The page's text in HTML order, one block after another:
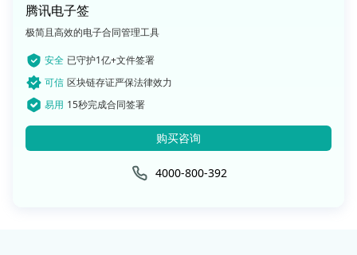
腾讯电子签
极简且高效的电子合同管理工具
安全 已守护1亿+文件签署
可信 区块链存证严保法律效力
易用 15秒完成合同签署
购买咨询
4000-800-392